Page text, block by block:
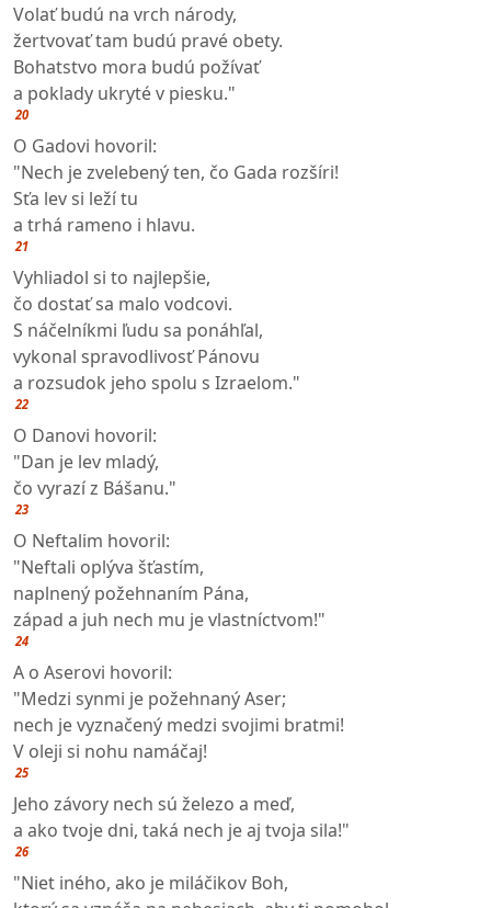
Volať budú na vrch národy,
žertvovať tam budú pravé obety.
Bohatstvo mora budú požívať
a poklady ukryté v piesku."
20
O Gadovi hovoril:
"Nech je zvelebený ten, čo Gada rozšíri!
Sťa lev si leží tu
a trhá rameno i hlavu.
21
Vyhliadol si to najlepšie,
čo dostať sa malo vodcovi.
S náčelníkmi ľudu sa ponáhľal,
vykonal spravodlivosť Pánovu
a rozsudok jeho spolu s Izraelom."
22
O Danovi hovoril:
"Dan je lev mladý,
čo vyrazí z Bášanu."
23
O Neftalim hovoril:
"Neftali oplýva šťastím,
naplnený požehnaním Pána,
západ a juh nech mu je vlastníctvom!"
24
A o Aserovi hovoril:
"Medzi synmi je požehnaný Aser;
nech je vyznačený medzi svojimi bratmi!
V oleji si nohu namáčaj!
25
Jeho závory nech sú železo a meď,
a ako tvoje dni, taká nech je aj tvoja sila!"
26
"Niet iného, ako je miláčikov Boh,